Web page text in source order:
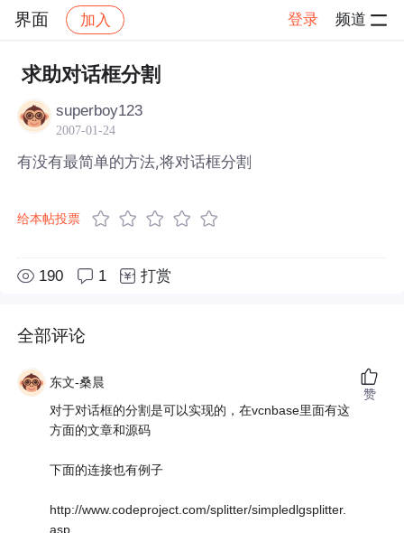
界面 加入 登录 频道
社区 界面 帖子详情
求助对话框分割
superboy123
2007-01-24
有没有最简单的方法,将对话框分割
给本帖投票
190 1 打赏
全部评论
东文-桑晨
对于对话框的分割是可以实现的，在vcnbase里面有这
方面的文章和源码
下面的连接也有例子
http://www.codeproject.com/splitter/simpledlgsplitter.
asp
赞